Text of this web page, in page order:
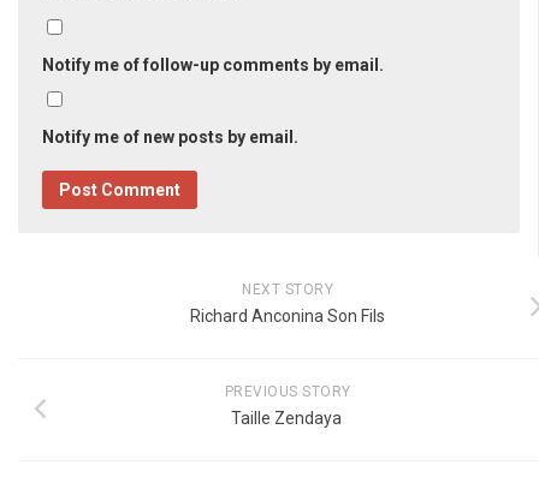
Notify me of follow-up comments by email.
Notify me of new posts by email.
NEXT STORY
Richard Anconina Son Fils
PREVIOUS STORY
Taille Zendaya